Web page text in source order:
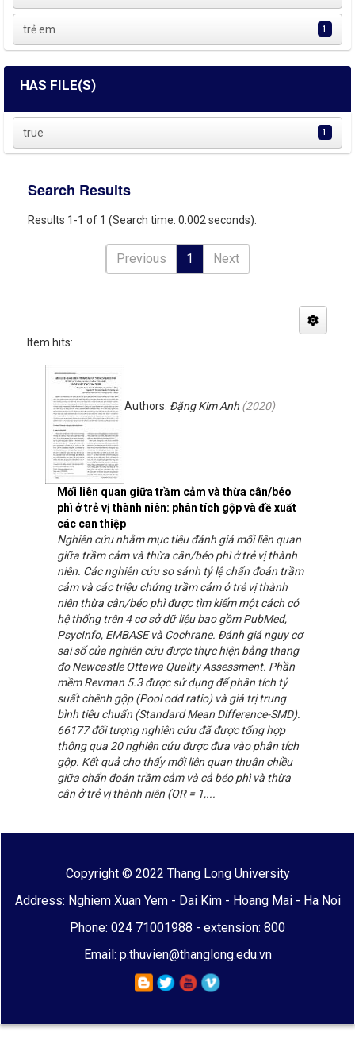
trẻ em 1
HAS FILE(S)
true 1
Search Results
Results 1-1 of 1 (Search time: 0.002 seconds).
Previous 1 Next
Item hits:
Mối liên quan giữa trầm cảm và thừa cân/béo
phì ở trẻ vị thành niên: phân tích gộp và đề xuất
các can thiệp
Authors: Đặng Kim Anh (2020)
Nghiên cứu nhằm mục tiêu đánh giá mối liên quan
giữa trầm cảm và thừa cân/béo phì ở trẻ vị thành
niên. Các nghiên cứu so sánh tỷ lệ chẩn đoán trầm
cảm và các triệu chứng trầm cảm ở trẻ vị thành
niên thừa cân/béo phì được tìm kiếm một cách có
hệ thống trên 4 cơ sở dữ liệu bao gồm PubMed,
PsycInfo, EMBASE và Cochrane. Đánh giá nguy cơ
sai số của nghiên cứu được thực hiện bằng thang
đo Newcastle Ottawa Quality Assessment. Phần
mềm Revman 5.3 được sử dụng để phân tích tỷ
suất chênh gộp (Pool odd ratio) và giá trị trung
bình tiêu chuẩn (Standard Mean Difference-SMD).
66177 đối tượng nghiên cứu đã được tổng hợp
thông qua 20 nghiên cứu được đưa vào phân tích
gộp. Kết quả cho thấy mối liên quan thuận chiều
giữa chẩn đoán trầm cảm và cả béo phì và thừa
cân ở trẻ vị thành niên (OR = 1,...
Copyright © 2022 Thang Long University
Address: Nghiem Xuan Yem - Dai Kim - Hoang Mai - Ha Noi
Phone: 024 71001988 - extension: 800
Email: p.thuvien@thanglong.edu.vn